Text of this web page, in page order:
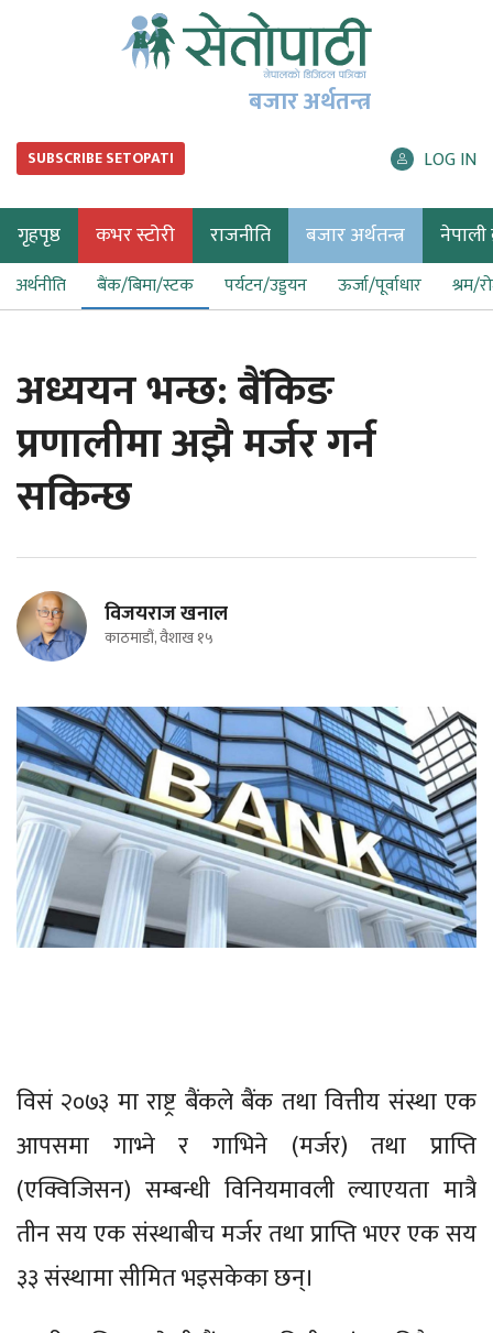
बजार अर्थतन्त्र
SUBSCRIBE SETOPATI LOG IN
गृहपृष्ठ कभर स्टोरी राजनीति बजार अर्थतन्त्र नेपाली
अर्थनीति बैंक/बिमा/स्टक पर्यटन/उड्डयन ऊर्जा/पूर्वाधार श्रम/
अध्ययन भन्छ: बैंकिङ
प्रणालीमा अझै मर्जर गर्न
सकिन्छ
विजयराज खनाल
काठमाडौं, वैशाख १५
विसं २०७३ मा राष्ट्र बैंकले बैंक तथा वित्तीय संस्था एक
आपसमा गाभ्ने र गाभिने (मर्जर) तथा प्राप्ति
(एक्विजिसन) सम्बन्धी विनियमावली ल्याएयता मात्रै
तीन सय एक संस्थाबीच मर्जर तथा प्राप्ति भएर एक सय
३३ संस्थामा सीमित भइसकेका छन्।